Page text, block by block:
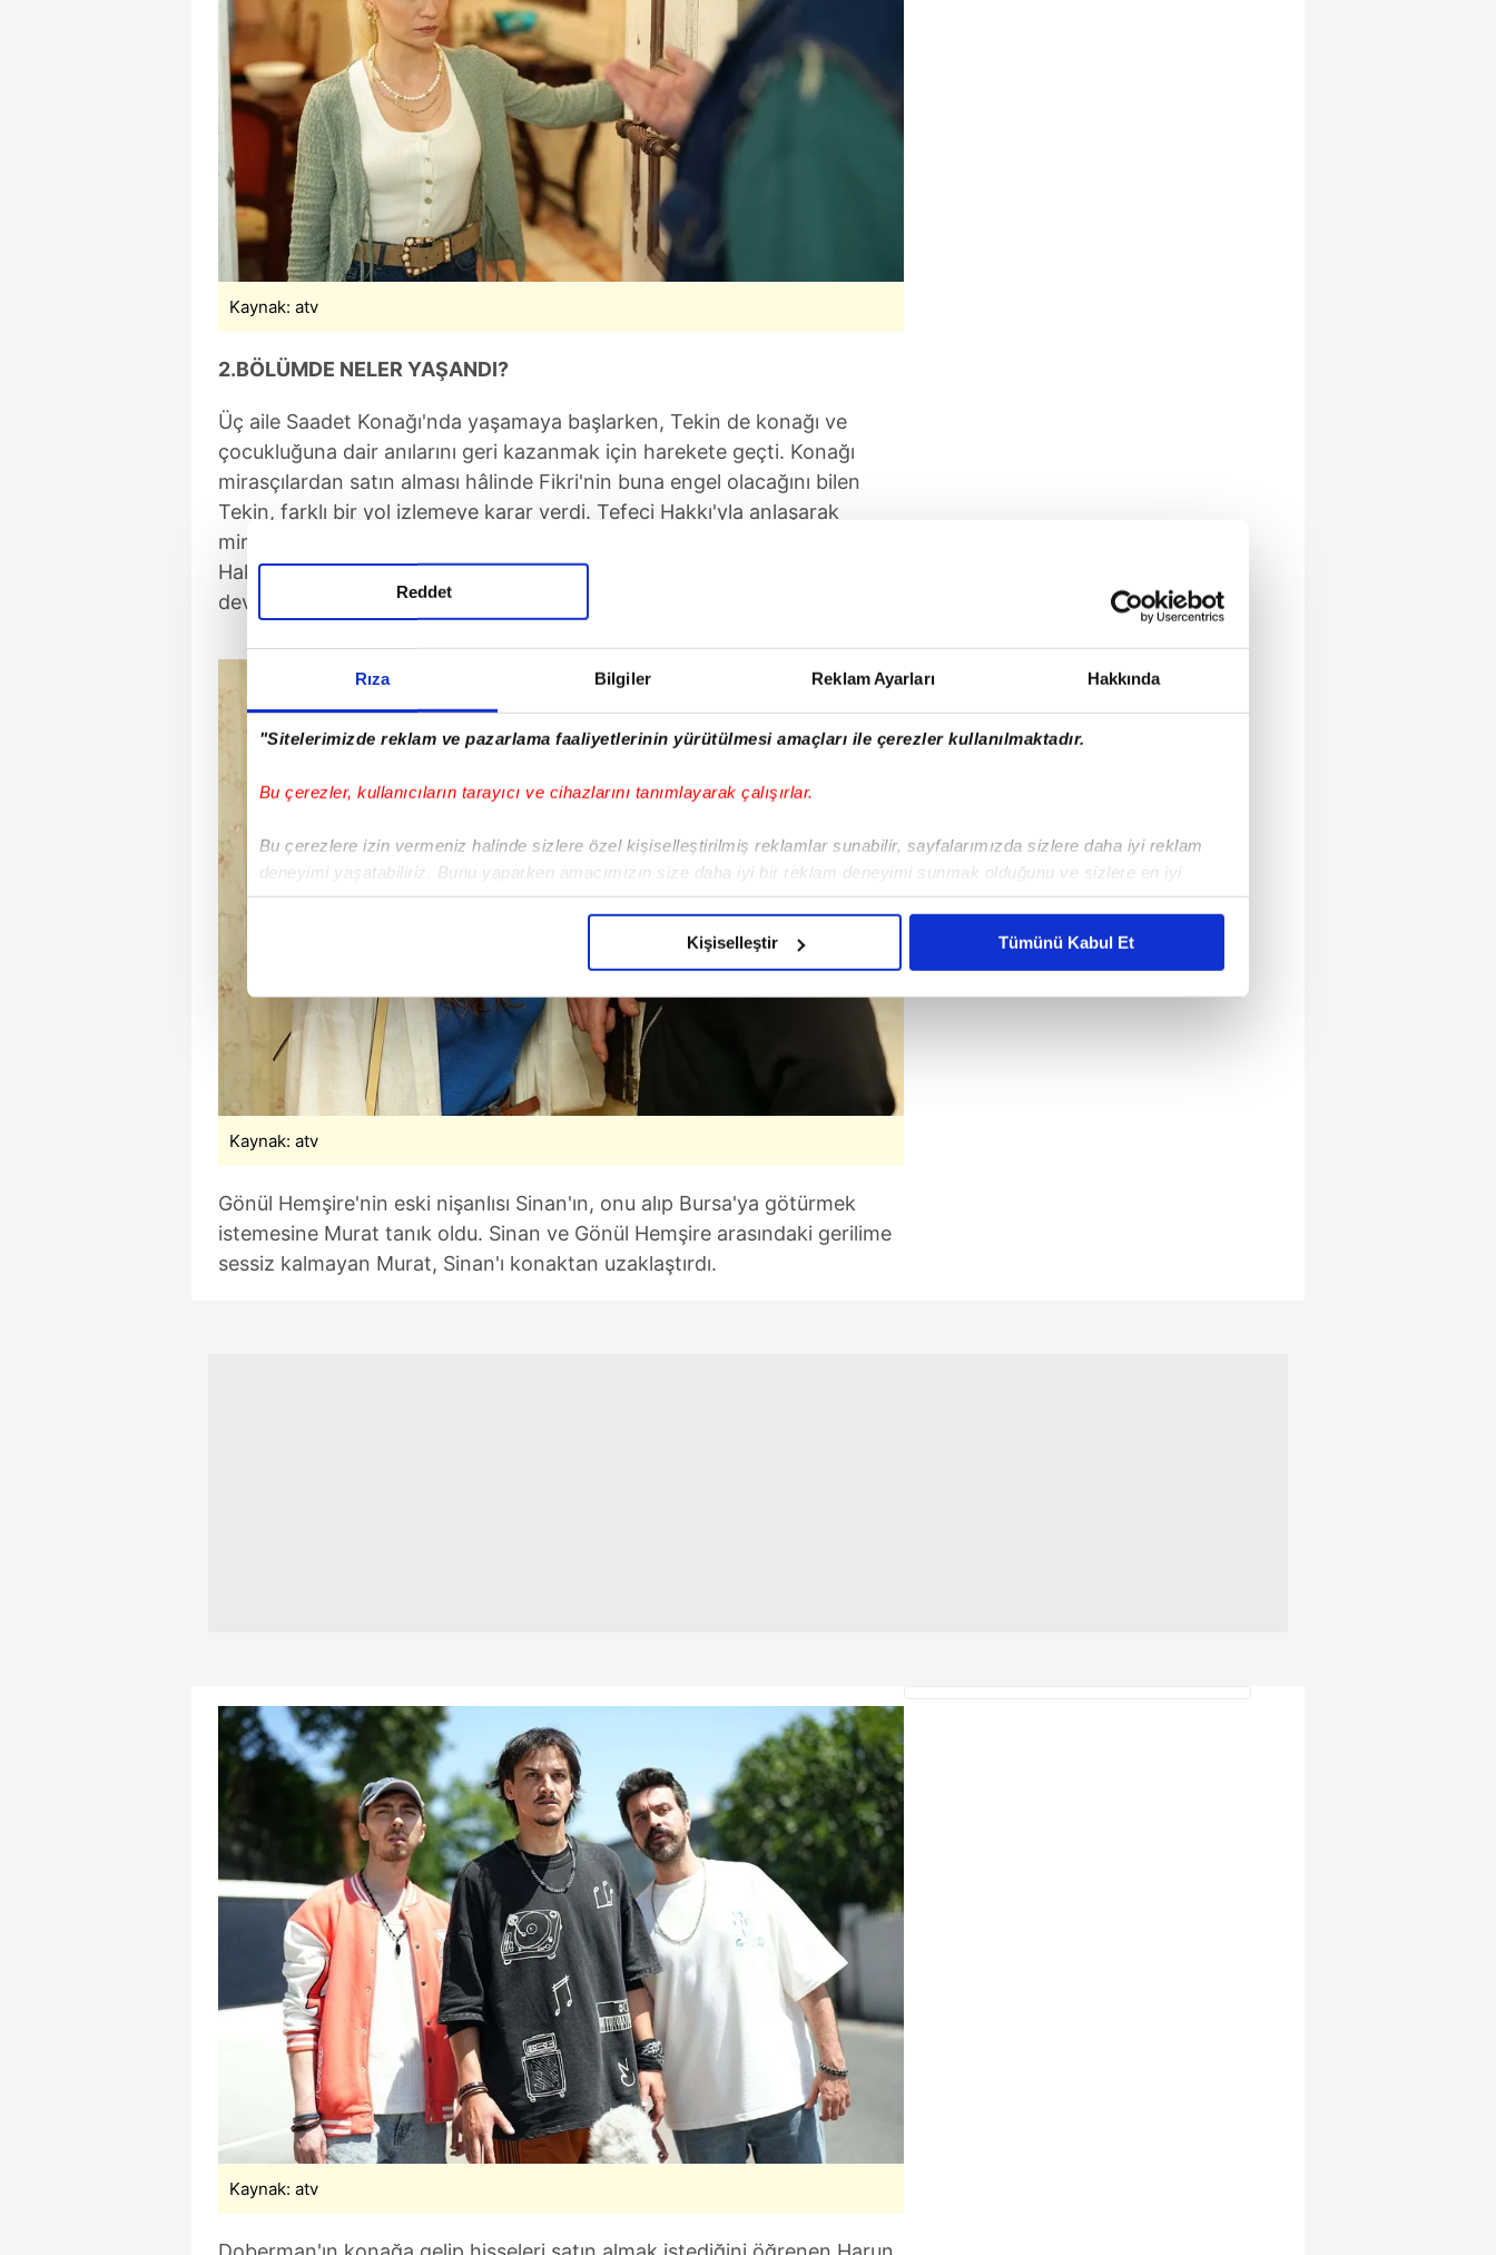
Rıza Bilgiler Reklam Ayarları Hakkında
"Sitelerimizde reklam ve pazarlama faaliyetlerinin yürütülmesi amaçları ile çerezler kullanılmaktadır.
Bu çerezler, kullanıcıların tarayıcı ve cihazlarını tanımlayarak çalışırlar.
Bu çerezlere izin vermeniz halinde sizlere özel kişiselleştirilmiş reklamlar sunabilir, sayfalarımızda sizlere daha iyi reklam
deneyimi yaşatabiliriz. Bunu yaparken amacımızın size daha iyi bir reklam deneyimi sunmak olduğunu ve sizlere en iyi
içerikleri sunabilmek adına elimizden gelen çabayı gösterdiğimizi ve bu noktada, reklamların maliyetlerimizi karşılamak
Sizlere daha iyi bir hizmet sunabilmek için İnternet Sitemizde kendimize ve üçüncü kişilere ait çerezler kullanılmaktadır. Bu
çerezler vasıtasıyla çeşitli kişisel verileriniz işlenmekte olup gerekli olan çerezler bilgi toplumu hizmetlerinin sunulması
amacıyla kullanılmaktadır. Diğer çerezler, sitemizin daha işlevsel kılınması ve kişiselleştirilmesi ve sizlere yönelik
reklam/pazarlama faaliyetlerinin yapılması, amaçlarıyla sınırlı olarak açık rızanız dahilinde kullanılacaktır.
Çerezlere ilişkin tercihlerinizi aşağıda yer alan panel vasıtasıyla belirleyebilirsiniz. Çerezlere ilişkin detaylı bilgi için Ayarlar
butonuna tıklayabilir, Çerez Bilgilendirme Metnimizi ziyaret edebilirsiniz.
6698 sayılı Kişisel Verilerin Korunması Kanunu uyarınca hazırlanmış Aydınlatma Metnimizi okumak ve sitemizde ilgili
mevzuata uygun olarak kullanılan çerezlerle ilgili bilgi almak için lütfen
Reddet
Kişiselleştir Tümünü Kabul Et
Kaynak: atv
2.BÖLÜMDE NELER YAŞANDI?
Üç aile Saadet Konağı'nda yaşamaya başlarken, Tekin de konağı ve
çocukluğuna dair anılarını geri kazanmak için harekete geçti. Konağı
mirasçılardan satın alması hâlinde Fikri'nin buna engel olacağını bilen
Tekin, farklı bir yol izlemeye karar verdi. Tefeci Hakkı'yla anlaşarak
mirasçılardan haklarını satın almasını ve konağı boşaltmalarını istedi.
Hakkı ise bu planı hayata geçirmek için mahallenin belalı ismi Doberman'ı
devreye soktu.
Kaynak: atv
Gönül Hemşire'nin eski nişanlısı Sinan'ın, onu alıp Bursa'ya götürmek
istemesine Murat tanık oldu. Sinan ve Gönül Hemşire arasındaki gerilime
sessiz kalmayan Murat, Sinan'ı konaktan uzaklaştırdı.
Kaynak: atv